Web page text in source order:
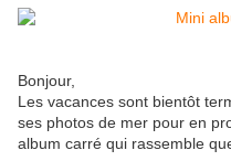
Bonjour,
Les vacances sont bientôt
ses photos de mer pour en
album carré qui rassemble